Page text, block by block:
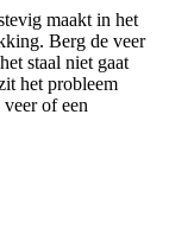
maakt in het
Berg de veer
staal niet gaat
het probleem
of een